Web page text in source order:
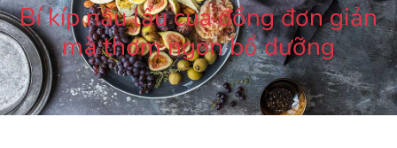
Bí kíp nấu lẩu cua đồng đơn giản
mà thơm ngon bổ dưỡng